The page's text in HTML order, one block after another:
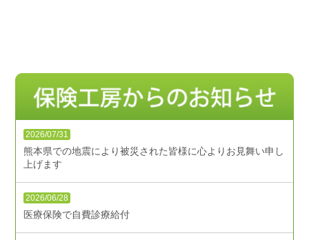
2026/07/31
熊本県での地震により被災された皆様に心よりお見舞い申し
上げます
2026/06/28
医療保険で自費診療給付